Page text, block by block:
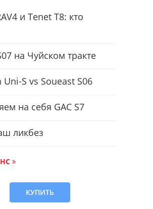
и Tenet T8: кто
на Чуйском тракте
Uni-S vs Soueast S06
на себя GAC S7
ликбез
КУПИТЬ